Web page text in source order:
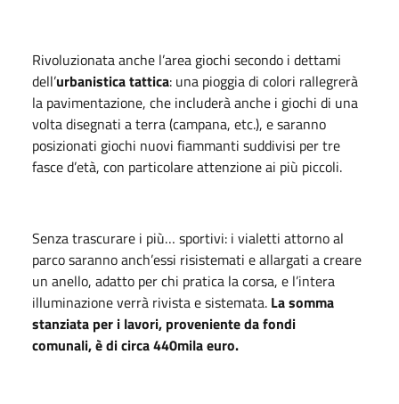
Rivoluzionata anche l’area giochi secondo i dettami
dell’urbanisticatattica: una pioggia di colori rallegrerà
la pavimentazione, che includerà anche i giochi di una
volta disegnati a terra (campana, etc.), e saranno
posizionati giochi nuovi fiammanti suddivisi per tre
fasce d’età, con particolare attenzione ai più piccoli.
Senza trascurare i più… sportivi: i vialetti attorno al
parco saranno anch’essi risistemati e allargati a creare
un anello, adatto per chi pratica la corsa, e l’intera
illuminazione verrà rivista e sistemata. La somma
stanziata per i lavori, proveniente da fondi
comunali,è dicirca440mila euro.